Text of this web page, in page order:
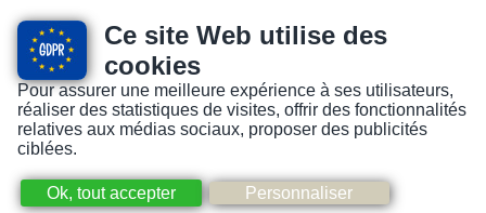
Ce site Web utilise des
cookies
Pour assurer une meilleure expérience à ses utilisateurs,
réaliser des statistiques de visites, offrir des fonctionnalités
relatives aux médias sociaux, proposer des publicités
ciblées.
Version pour personnes mal-voyantes ou non-voyantes